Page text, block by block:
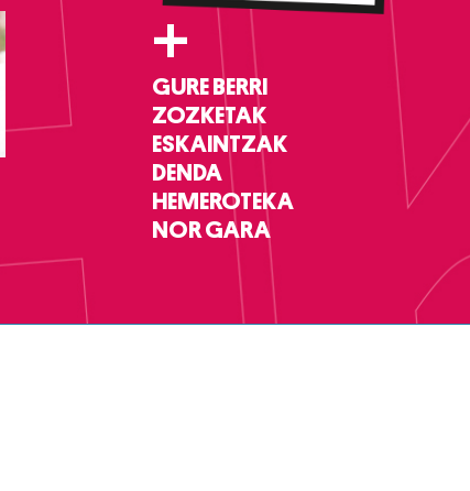
+
GURE BERRI
ZOZKETAK
ESKAINTZAK
DENDA
HEMEROTEKA
NOR GARA